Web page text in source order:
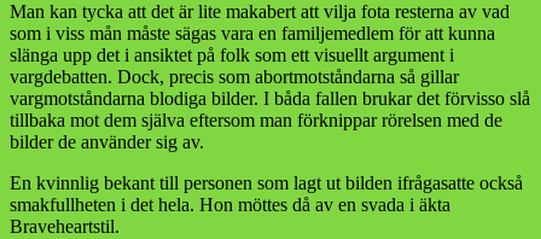
Man kan tycka att det är lite makabert att vilja fota resterna av vad
som i viss mån måste sägas vara en familjemedlem för att kunna
slänga upp det i ansiktet på folk som ett visuellt argument i
vargdebatten. Dock, precis som abortmotståndarna så gillar
vargmotståndarna blodiga bilder. I båda fallen brukar det förvisso slå
tillbaka mot dem själva eftersom man förknippar rörelsen med de
bilder de använder sig av.
En kvinnlig bekant till personen som lagt ut bilden ifrågasatte också
smakfullheten i det hela. Hon möttes då av en svada i äkta
Braveheartstil.